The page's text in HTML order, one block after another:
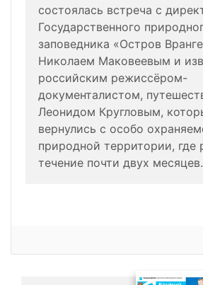
состоялась встреча с
Государственного
заповедника «Остров
Николаем Маковеевым и
российским режиссёром-
документалистом,
Леонидом Кругловым,
вернулись с особо
природной территории, где
течение почти двух месяцев.